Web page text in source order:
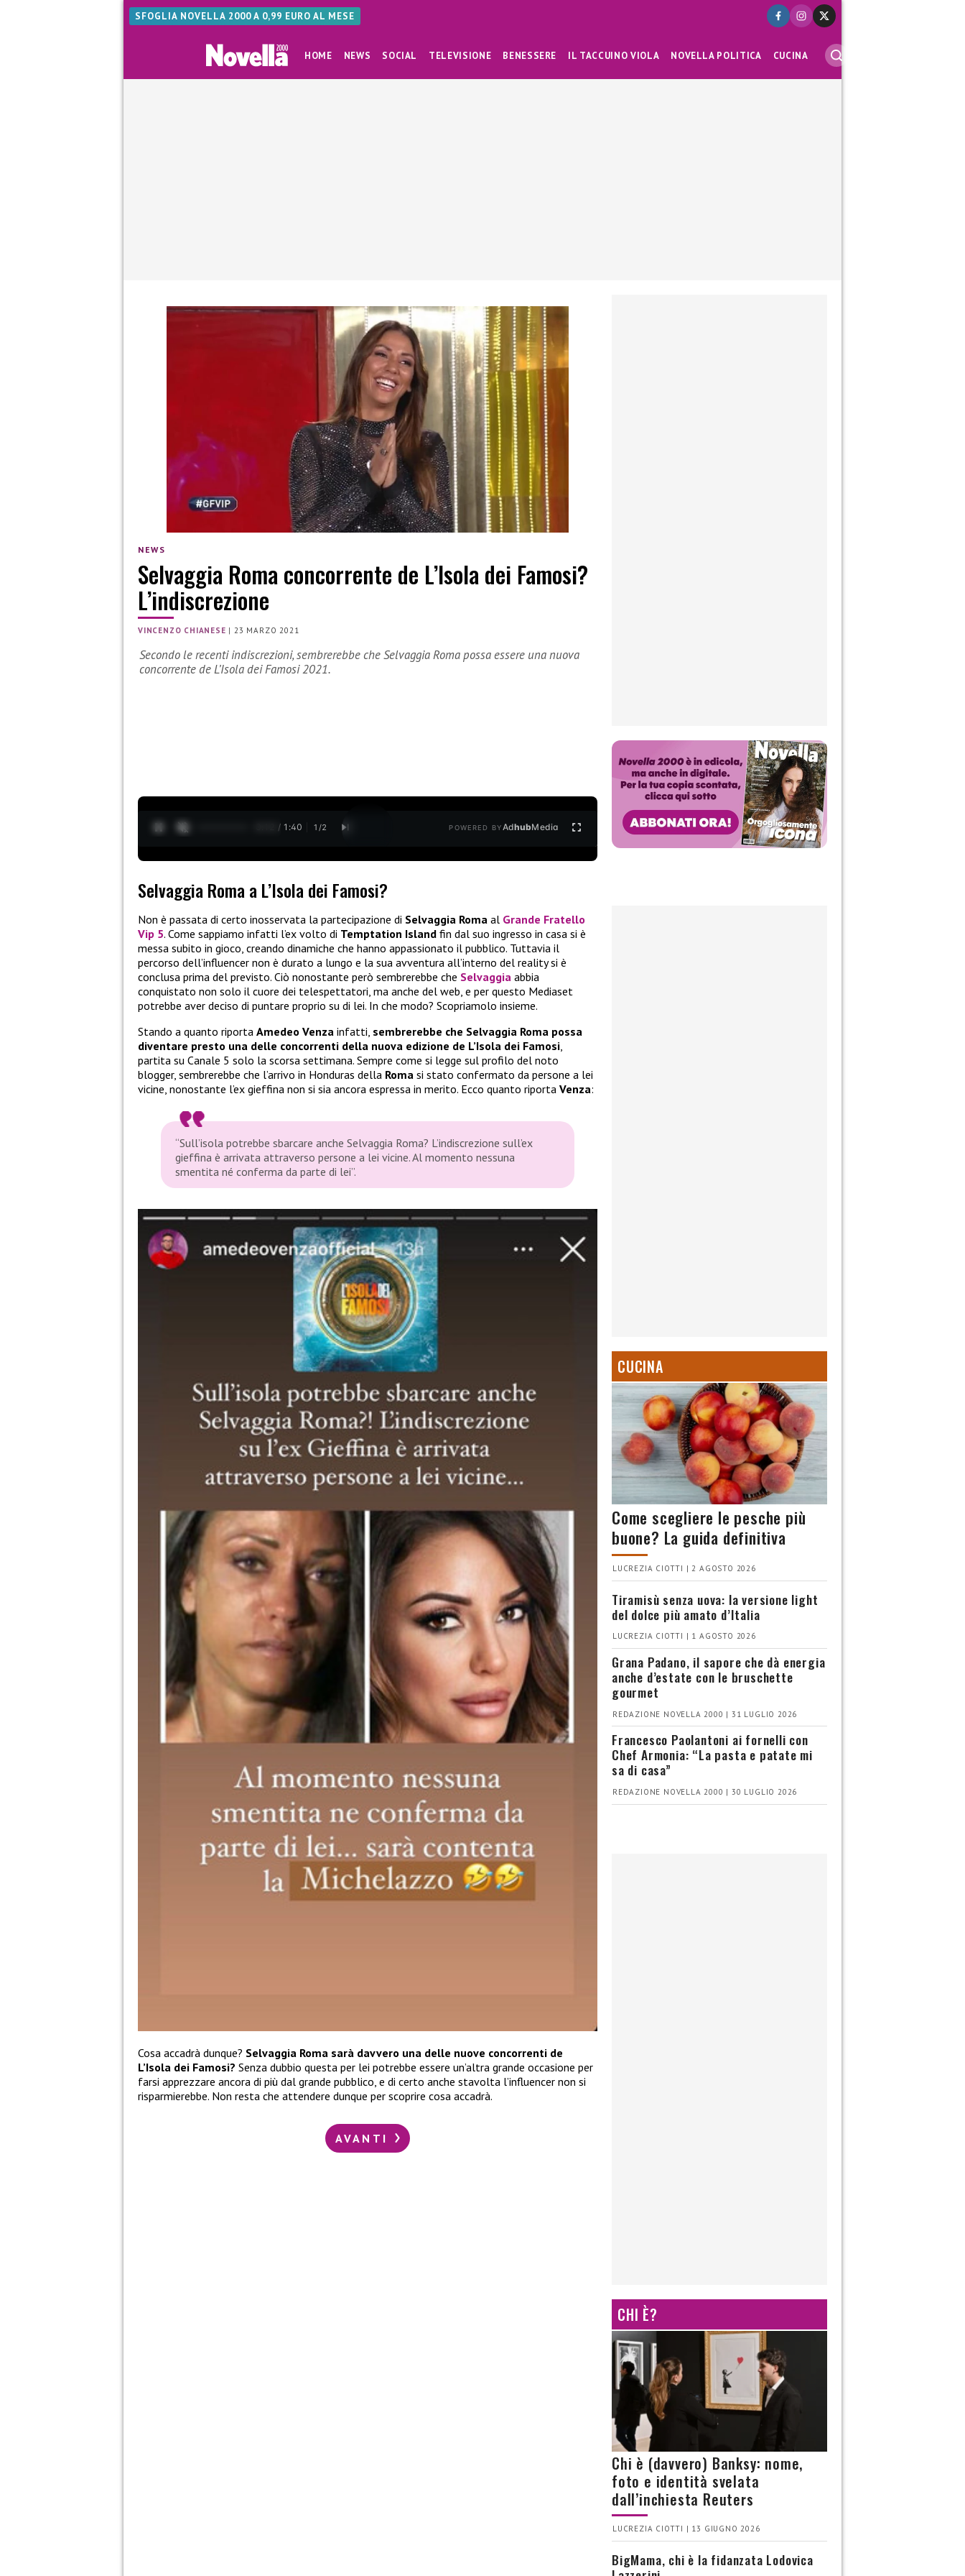
SFOGLIA NOVELLA 2000 A 0,99 EURO AL MESE
HOME NEWS SOCIAL TELEVISIONE BENESSERE IL TACCUINO VIOLA NOVELLA POLITICA CUCINA
NEWS
Selvaggia Roma concorrente de L’Isola dei Famosi?
L’indiscrezione
VINCENZO CHIANESE |23 MARZO 2021
Secondo le recenti indiscrezioni, sembrerebbe che Selvaggia Roma possa essere una nuova
concorrente de L’Isola dei Famosi 2021.
0:13 / 1:40 1 /2 POWERED BYAdhubMedia
Selvaggia Roma a L’Isola dei Famosi?
Non è passata di certo inosservata la partecipazione di Selvaggia Roma al Grande Fratello
Vip 5. Come sappiamo infatti l’ex volto di Temptation Island fin dal suo ingresso in casa si è
messa subito in gioco, creando dinamiche che hanno appassionato il pubblico. Tuttavia il
percorso dell’influencer non è durato a lungo e la sua avventura all’interno del reality si è
conclusa prima del previsto. Ciò nonostante però sembrerebbe che Selvaggia abbia
conquistato non solo il cuore dei telespettatori, ma anche del web, e per questo Mediaset
potrebbe aver deciso di puntare proprio su di lei. In che modo? Scopriamolo insieme.
Stando a quanto riporta Amedeo Venza infatti, sembrerebbe che Selvaggia Roma possa
diventare presto una delle concorrenti della nuova edizione de L’Isola dei Famosi,
partita su Canale 5 solo la scorsa settimana. Sempre come si legge sul profilo del noto
blogger, sembrerebbe che l’arrivo in Honduras della Roma si stato confermato da persone a lei
vicine, nonostante l’ex gieffina non si sia ancora espressa in merito. Ecco quanto riporta Venza:
“Sull’isola potrebbe sbarcare anche Selvaggia Roma? L’indiscrezione sull’ex
gieffina è arrivata attraverso persone a lei vicine. Al momento nessuna
smentita né conferma da parte di lei”.
Cosa accadrà dunque? Selvaggia Roma sarà davvero una delle nuove concorrenti de
L’Isola dei Famosi? Senza dubbio questa per lei potrebbe essere un’altra grande occasione per
farsi apprezzare ancora di più dal grande pubblico, e di certo anche stavolta l’influencer non si
risparmierebbe. Non resta che attendere dunque per scoprire cosa accadrà.
AVANTI
CUCINA
Come scegliere le pesche più
buone? La guida definitiva
LUCREZIA CIOTTI | 2 AGOSTO 2026
Tiramisù senza uova: la versione light
del dolce più amato d’Italia
LUCREZIA CIOTTI | 1 AGOSTO 2026
Grana Padano, il sapore che dà energia
anche d’estate con le bruschette
gourmet
REDAZIONE NOVELLA 2000 | 31 LUGLIO 2026
Francesco Paolantoni ai fornelli con
Chef Armonia: “La pasta e patate mi
sa di casa”
REDAZIONE NOVELLA 2000 | 30 LUGLIO 2026
CHI È?
Chi è (davvero) Banksy: nome,
foto e identità svelata
dall’inchiesta Reuters
LUCREZIA CIOTTI | 13 GIUGNO 2026
BigMama, chi è la fidanzata Lodovica